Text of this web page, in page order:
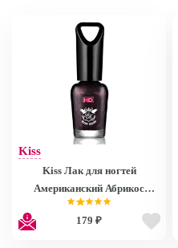
Kiss
Kiss Лак для ногтей
Американский Абрикос
8мл/HD Mini Nail Polish
MNP28
179 ₽